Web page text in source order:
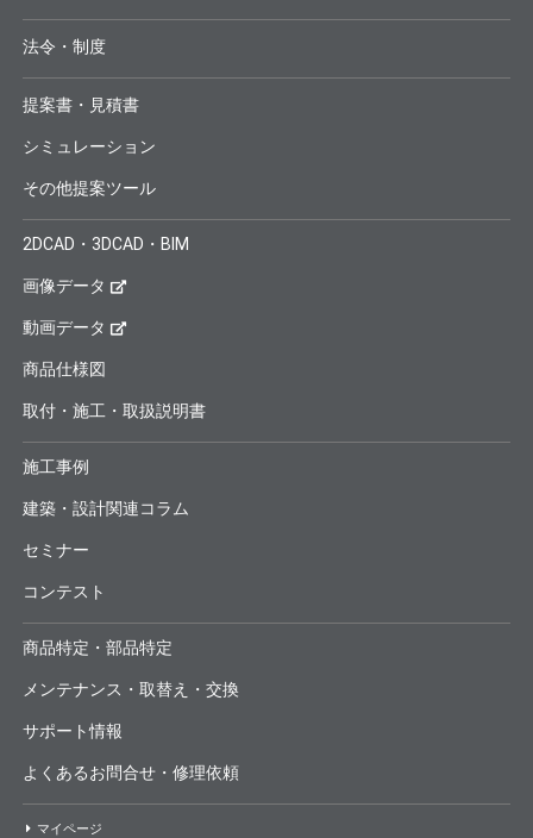
法令・制度
提案書・見積書
シミュレーション
その他提案ツール
2DCAD・3DCAD・BIM
画像データ
動画データ
商品仕様図
取付・施工・取扱説明書
施工事例
建築・設計関連コラム
セミナー
コンテスト
商品特定・部品特定
メンテナンス・取替え・交換
サポート情報
よくあるお問合せ・修理依頼
マイページ